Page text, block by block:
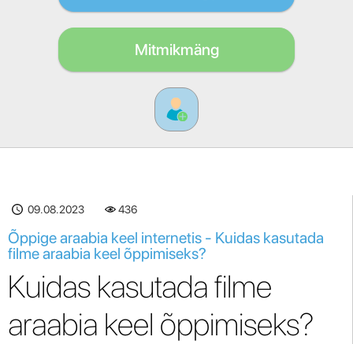
Mitmikmäng
09.08.2023 436
Õppige araabia keel internetis - Kuidas kasutada
filme araabia keel õppimiseks?
Kuidas kasutada filme
araabia keel õppimiseks?